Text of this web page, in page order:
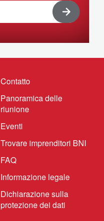
Contatto
Panoramica delle
riunione
Eventi
Trovare imprenditori BNI
FAQ
Informazione legale
Dichiarazione sulla
protezione dei dati